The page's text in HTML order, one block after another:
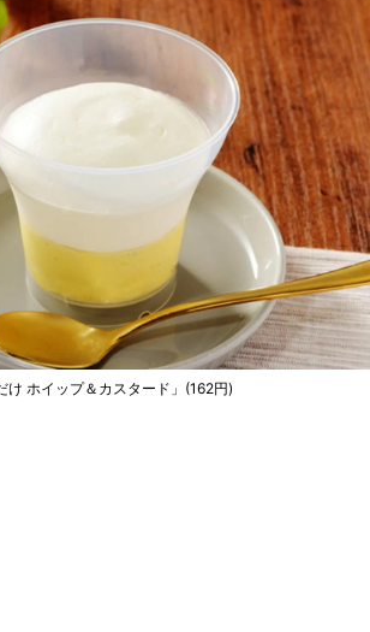
け ホイップ＆カスタード」(162円)